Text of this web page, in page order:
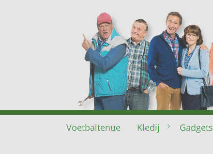
Voetbaltenue Kledij Gadgets